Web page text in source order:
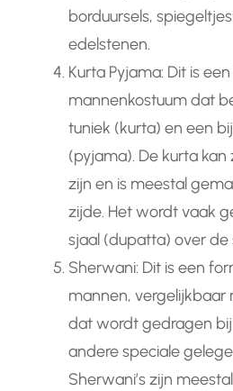
borduursels,
edelstenen.
Kurta Pyjama: Dit is
mannenkostuum dat
tuniek (kurta) en een
(pyjama). De kurta
zijn en is meestal
zijde. Het wordt vaak
sjaal (dupatta) over de
Sherwani: Dit is een
mannen, vergelijkbaar
dat wordt gedragen
andere speciale
Sherwani’s zijn